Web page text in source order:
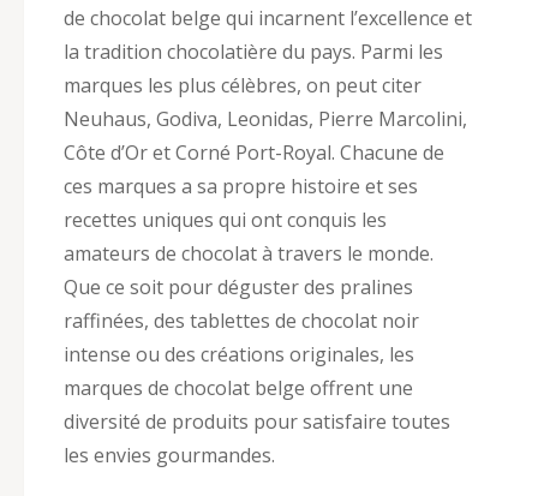
de chocolat belge qui incarnent l’excellence et
la tradition chocolatière du pays. Parmi les
marques les plus célèbres, on peut citer
Neuhaus, Godiva, Leonidas, Pierre Marcolini,
Côte d’Or et Corné Port-Royal. Chacune de
ces marques a sa propre histoire et ses
recettes uniques qui ont conquis les
amateurs de chocolat à travers le monde.
Que ce soit pour déguster des pralines
raffinées, des tablettes de chocolat noir
intense ou des créations originales, les
marques de chocolat belge offrent une
diversité de produits pour satisfaire toutes
les envies gourmandes.